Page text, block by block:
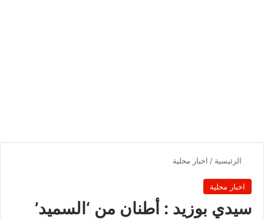
الرئيسية / اخبار محلية
اخبار محلية
سيدي بوزيد : أطنان من ‘السميد’